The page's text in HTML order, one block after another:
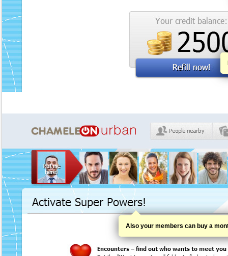
Also your members can buy a